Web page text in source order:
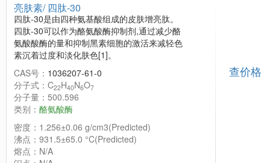
亮肤素/ 四肽-30
四肽-30是由四种氨基酸组成的皮肤增亮肽。
四肽-30可以作为酪氨酸酶抑制剂,通过减少酪
氨酸酸酶的量和抑制黑素细胞的激活来减轻色
素沉着过度和淡化肤色[1]。
CAS号： 1036207-61-0
分子式：C22H40N6O7
分子量：500.596
类别： 酪氨酸酶
密度：1.256±0.06 g/cm3(Predicted)
沸点：931.5±65.0 °C(Predicted)
熔点：N/A
查价格